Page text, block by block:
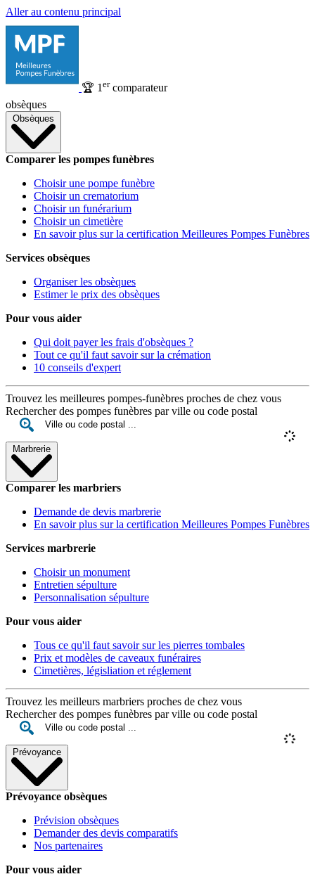
Aller au contenu principal
🏆 1 ercomparateur
obsèques
Obsèques
Comparer les pompes funèbres
Choisir une pompe funèbre
Choisir un crematorium
Choisir un funérarium
Choisir un cimetière
En savoir plus sur la certification Meilleures Pompes Funèbres
Services obsèques
Organiser les obsèques
Estimer le prix des obsèques
Pour vous aider
Qui doit payer les frais d'obsèques ?
Tout ce qu'il faut savoir sur la crémation
10 conseils d'expert
Trouvez les meilleures pompes-funèbres proches de chez vous
Rechercher des pompes funèbres par ville ou code postal
Marbrerie
Comparer les marbriers
Demande de devis marbrerie
En savoir plus sur la certification Meilleures Pompes Funèbres
Services marbrerie
Choisir un monument
Entretien sépulture
Personnalisation sépulture
Pour vous aider
Tous ce qu'il faut savoir sur les pierres tombales
Prix et modèles de caveaux funéraires
Cimetières, législiation et réglement
Trouvez les meilleurs marbriers proches de chez vous
Rechercher des pompes funèbres par ville ou code postal
Prévoyance
Prévoyance obsèques
Prévision obsèques
Demander des devis comparatifs
Nos partenaires
Pour vous aider